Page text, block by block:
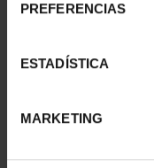
PREFERENCIAS
ESTADÍSTICA
MARKETING